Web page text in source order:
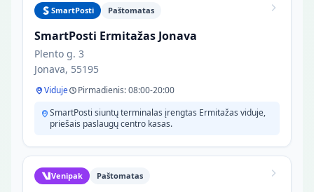
SmartPosti Paštomatas
SmartPosti Ermitažas Jonava
Plento g. 3
Jonava, 55195
Viduje
Pirmadienis: 08:00-20:00
SmartPosti siuntų terminalas įrengtas Ermitažas viduje,
priešais paslaugų centro kasas.
Venipak Paštomatas